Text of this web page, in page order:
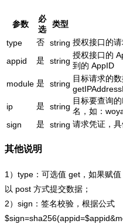
参数
必
选
类型
type
否 string 授权接口的
appid
是 string
授权接口的
到的 AppID
module 是 string
目标请求的
ip
是 string
目标要查询
名，如：
sign
是 string 请求凭证，
其他说明
1）type：可选值 get，如果赋
以 post 方式提交数据；
2）sign：签名校验，根据公式